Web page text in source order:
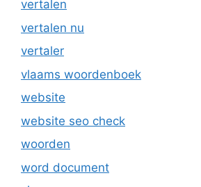
vertalen
vertalen nu
vertaler
vlaams woordenboek
website
website seo check
woorden
word document